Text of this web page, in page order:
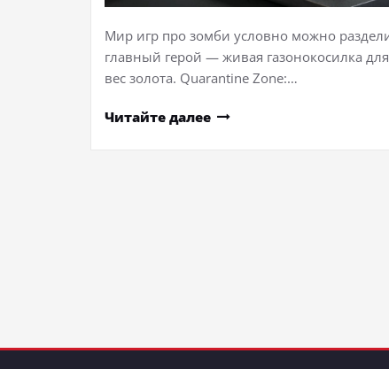
Мир игр про зомби условно можно
главный герой — живая газонокосилка
вес золота. Quarantine Zone:…
Читайте далее